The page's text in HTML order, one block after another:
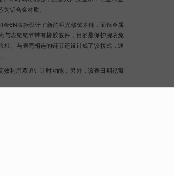
铝合金材质。
6N表款设计了新的哑光修饰表链，而钛金属
与表链链节带有橡胶嵌件，目的是保护腕表免
杠。与表壳相连的链节还设计成了铰接式，通
利用双追针计时功能；另外，该表日期视窗